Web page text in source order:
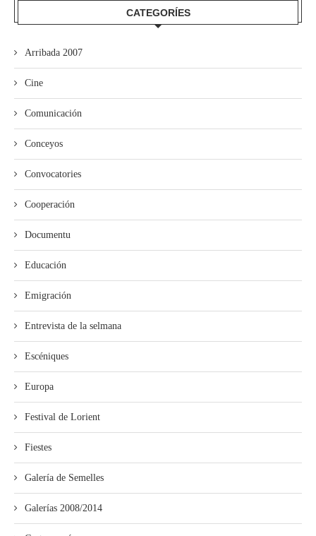
CATEGORÍES
Arribada 2007
Cine
Comunicación
Conceyos
Convocatories
Cooperación
Documentu
Educación
Emigración
Entrevista de la selmana
Escéniques
Europa
Festival de Lorient
Fiestes
Galería de Semelles
Galerías 2008/2014